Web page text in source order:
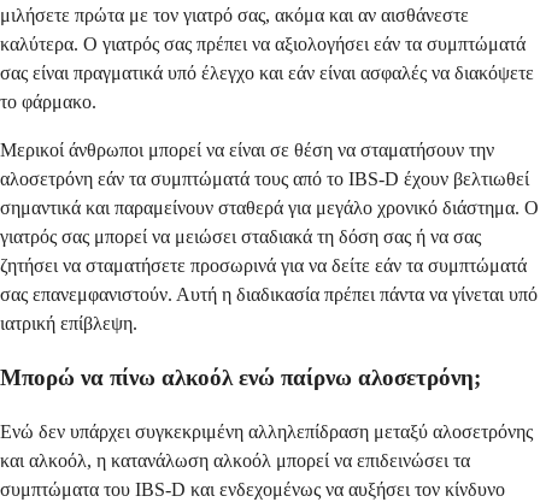
μιλήσετε πρώτα με τον γιατρό σας, ακόμα και αν αισθάνεστε
καλύτερα. Ο γιατρός σας πρέπει να αξιολογήσει εάν τα συμπτώματά
σας είναι πραγματικά υπό έλεγχο και εάν είναι ασφαλές να διακόψετε
το φάρμακο.
Μερικοί άνθρωποι μπορεί να είναι σε θέση να σταματήσουν την
αλοσετρόνη εάν τα συμπτώματά τους από το IBS-D έχουν βελτιωθεί
σημαντικά και παραμείνουν σταθερά για μεγάλο χρονικό διάστημα. Ο
γιατρός σας μπορεί να μειώσει σταδιακά τη δόση σας ή να σας
ζητήσει να σταματήσετε προσωρινά για να δείτε εάν τα συμπτώματά
σας επανεμφανιστούν. Αυτή η διαδικασία πρέπει πάντα να γίνεται υπό
ιατρική επίβλεψη.
Μπορώ να πίνω αλκοόλ ενώ παίρνω αλοσετρόνη;
Ενώ δεν υπάρχει συγκεκριμένη αλληλεπίδραση μεταξύ αλοσετρόνης
και αλκοόλ, η κατανάλωση αλκοόλ μπορεί να επιδεινώσει τα
συμπτώματα του IBS-D και ενδεχομένως να αυξήσει τον κίνδυνο